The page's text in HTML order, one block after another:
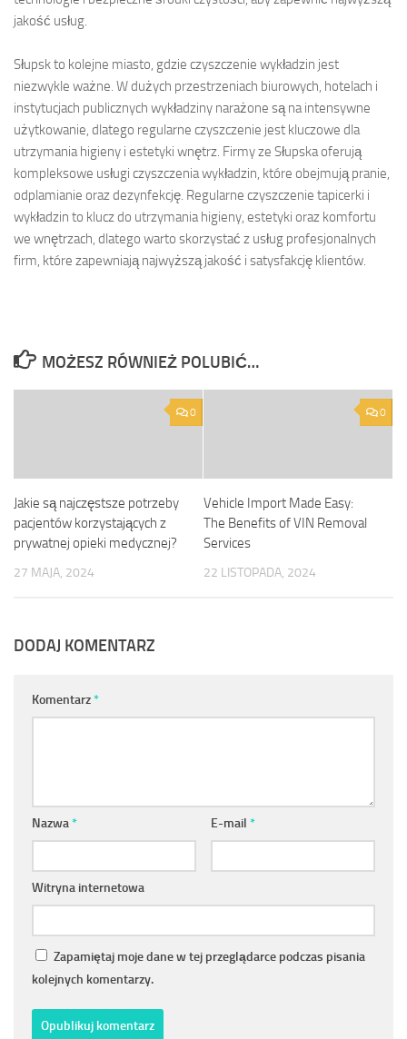
jakość usług.
Słupsk to kolejne miasto, gdzie czyszczenie wykładzin jest
niezwykle ważne. W dużych przestrzeniach biurowych, hotelach i
instytucjach publicznych wykładziny narażone są na intensywne
użytkowanie, dlatego regularne czyszczenie jest kluczowe dla
utrzymania higieny i estetyki wnętrz. Firmy ze Słupska oferują
kompleksowe usługi czyszczenia wykładzin, które obejmują pranie,
odplamianie oraz dezynfekcję. Regularne czyszczenie tapicerki i
wykładzin to klucz do utrzymania higieny, estetyki oraz komfortu
we wnętrzach, dlatego warto skorzystać z usług profesjonalnych
firm, które zapewniają najwyższą jakość i satysfakcję klientów.
MOŻESZ RÓWNIEŻ POLUBIĆ…
0
Jakie są najczęstsze potrzeby
pacjentów korzystających z
prywatnej opieki medycznej?
27 MAJA, 2024
0
Vehicle Import Made Easy:
The Benefits of VIN Removal
Services
22 LISTOPADA, 2024
DODAJ KOMENTARZ
Komentarz*
Nazwa* E-mail *
Witryna internetowa
Zapamiętaj moje dane w tej przeglądarce podczas pisania
kolejnych komentarzy.